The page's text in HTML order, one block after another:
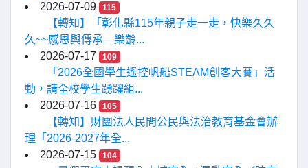
2026-07-09
115
【轉知】「彰化縣115年親子走一走，快樂久久
久~~感恩與傳承—樂齡...
2026-07-17
109
「2026全國學生遙控帆船STEAM創客大賽」活
動，請全校學生踴躍組...
2026-07-16
105
【轉知】財團法人民間公民與法治教育基金會辦
理「2026-2027年全...
2026-07-15
104